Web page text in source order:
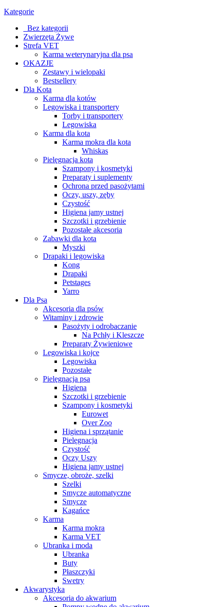
Kategorie
_Bez kategorii
Zwierzęta Żywe
Strefa VET
Karma weterynaryjna dla psa
OKAZJE
Zestawy i wielopaki
Bestsellery
Dla Kota
Karma dla kotów
Legowiska i transportery
Torby i transportery
Legowiska
Karma dla kota
Karma mokra dla kota
Whiskas
Pielęgnacja kota
Szampony i kosmetyki
Preparaty i suplementy
Ochrona przed pasożytami
Oczy, uszy, zęby
Czystość
Higiena jamy ustnej
Szczotki i grzebienie
Pozostałe akcesoria
Zabawki dla kota
Myszki
Drapaki i legowiska
Kong
Drapaki
Petstages
Yarro
Dla Psa
Akcesoria dla psów
Witaminy i zdrowie
Pasożyty i odrobaczanie
Na Pchły i Kleszcze
Preparaty Żywieniowe
Legowiska i kojce
Legowiska
Pozostałe
Pielęgnacja psa
Higiena
Szczotki i grzebienie
Szampony i kosmetyki
Eurowet
Over Zoo
Higiena i sprzątanie
Pielęgnacja
Czystość
Oczy Uszy
Higiena jamy ustnej
Smycze, obroże, szelki
Szelki
Smycze automatyczne
Smycze
Kagańce
Karma
Karma mokra
Karma VET
Ubranka i moda
Ubranka
Buty
Płaszczyki
Swetry
Akwarystyka
Akcesoria do akwarium